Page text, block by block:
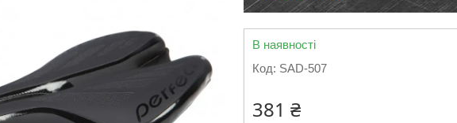
В наявності
Код: SAD-507
381 ₴